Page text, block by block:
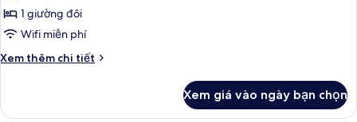
phòng
Phòng,
1
giường
đôi
1 giường đôi
Wifi miễn phí
Xem thêm chi tiết
Chi
Phòng,
Xem giá vào ngày bạn chọn